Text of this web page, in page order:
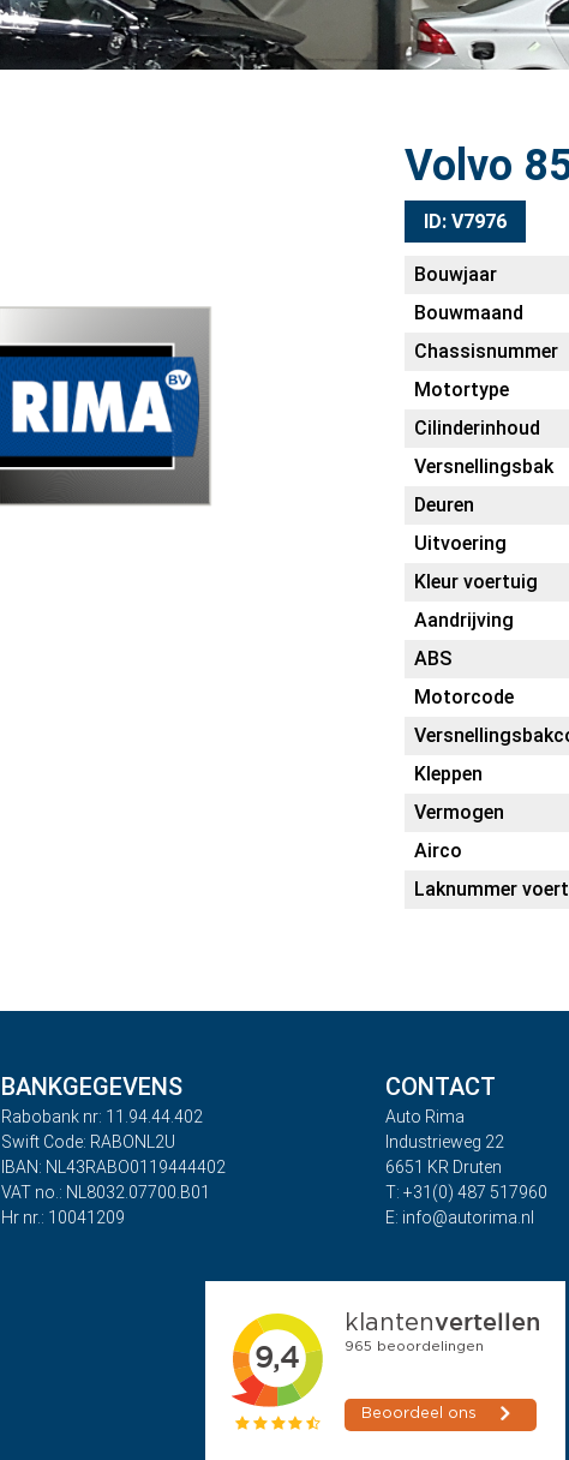
Volvo
ID: V7976
Bouwjaar
Bouwmaand
Chassisnummer
Motortype
Cilinderinhoud
Versnellingsbak
Deuren
Uitvoering
Kleur voertuig
Aandrijving
ABS
Motorcode
Kleppen
Vermogen
Airco
Laknummer
BANKGEGEVENS
Rabobank nr: 11.94.44.402
Swift Code: RABONL2U
IBAN: NL43RABO0119444402
VAT no.: NL8032.07700.B01
Hr nr.: 10041209
CONTACT
Auto Rima
Industrieweg 22
6651 KR Druten
T: +31(0) 487 517960
E: info@autorima.nl